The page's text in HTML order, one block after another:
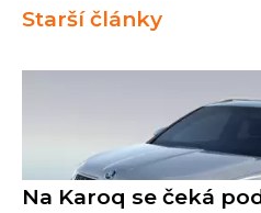
Starší články
Na Karoq se čeká